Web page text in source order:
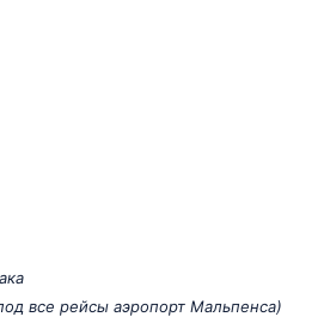
все рейсы аэропорт Мальпенса)